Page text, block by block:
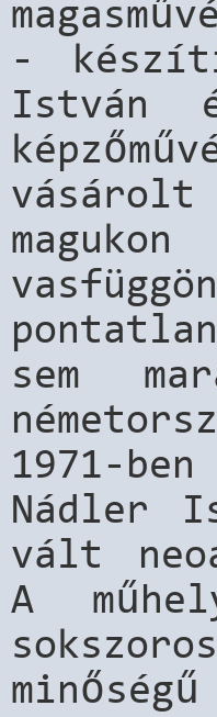
-
István
sem
1971-
Nádler
vált
A